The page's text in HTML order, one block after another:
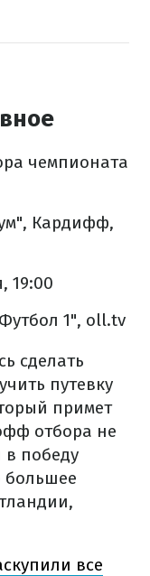
чемпионата
Кардифф,
19:00
1", oll.tv
сделать
путевку
примет
отбора не
в победу
большее
все